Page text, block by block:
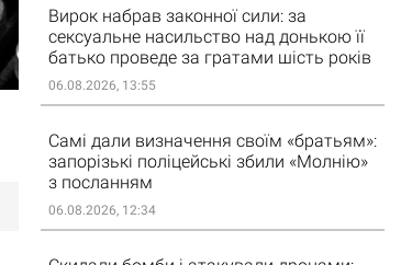
Вирок набрав законної сили: за
сексуальне насильство над донькою її
батько проведе за гратами шість років
06.08.2026, 13:55
Самі дали визначення своїм «братьям»:
запорізькі поліцейські збили «Молнію»
з посланням
06.08.2026, 12:34